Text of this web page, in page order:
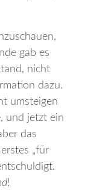
gab es
nicht
dazu.
umsteigen
und jetzt ein
das
„für
!